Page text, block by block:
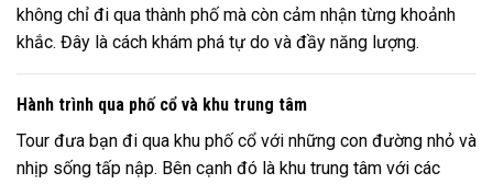
không chỉ đi qua thành phố mà còn cảm nhận từng khoảnh
khắc. Đây là cách khám phá tự do và đầy năng lượng.
Hành trình qua phố cổ và khu trung tâm
Tour đưa bạn đi qua khu phố cổ với những con đường nhỏ và
nhịp sống tấp nập. Bên cạnh đó là khu trung tâm với các